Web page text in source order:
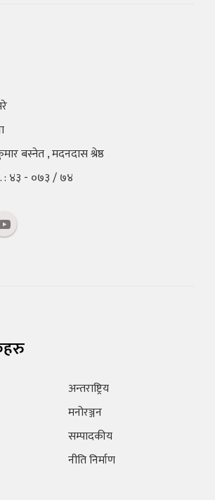
बस्नेत , मदनदास श्रेष्ठ
: ४३ - ०७३ / ७४
अन्तराष्ट्रिय
मनोरञ्जन
सम्पादकीय
नीति निर्माण